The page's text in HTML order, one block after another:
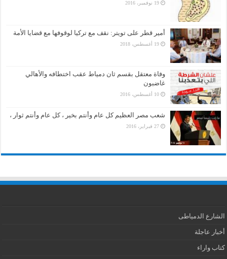
19 نوفمبر، 2016
أمير قطر على تويتر: نقف مع تركيا لوقوفها مع قضايا الأمة
19 أغسطس، 2018
وفاة معتقل بقسم ثان دمياط عقب اختطافه والأهالي
غاضبون
10 أغسطس، 2016
شعب مصر العظيم كل عام وأنتم بخير ، كل عام وأنتم ثوار ،
27 فبراير، 2016
الشارع الدمياطى
أخبار عاجلة
كتاب واراء